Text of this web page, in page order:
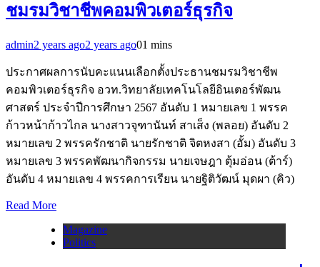
ชมรมวิชาชีพคอมพิวเตอร์ธุรกิจ
admin2 years ago2 years ago01 mins
ประกาศผลการนับคะแนนเลือกตั้งประธานชมรมวิชาชีพ
คอมพิวเตอร์ธุรกิจ อวท.วิทยาลัยเทคโนโลยีอินเตอร์พัฒน
ศาสตร์ ประจำปีการศึกษา 2567 อันดับ 1 หมายเลข 1 พรรค
ก้าวหน้าก้าวไกล นางสาวจุฑานันท์ สาเส็ง (พลอย) อันดับ 2
หมายเลข 2 พรรครักชาติ นายรักชาติ จิตหงสา (อั้ม) อันดับ 3
หมายเลข 3 พรรคพัฒนากิจกรรม นายเจษฎา ตุ้มอ่อน (ต้าร์)
อันดับ 4 หมายเลข 4 พรรคการเรียน นายฐิติวัฒน์ มุดผา (คิว)
Read More
Magazine
Politics